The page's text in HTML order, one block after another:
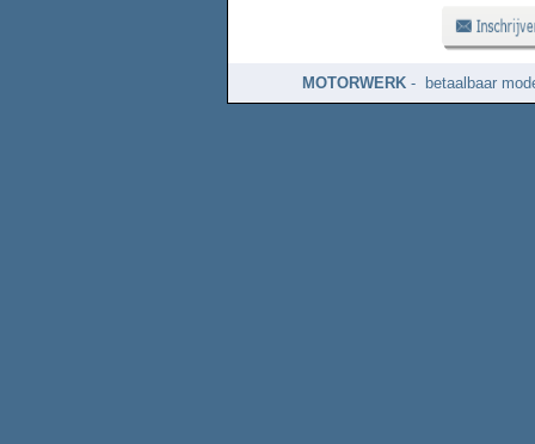
MOTORWERK- betaalbaar